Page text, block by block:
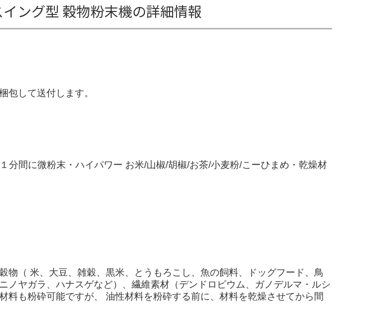
ング型 穀物粉末機の詳細情報
包して送付します。
分間に微粉末・ハイパワー お米/山椒/胡椒/お茶/小麦粉/こーひまめ・乾燥材
物（ 米、大豆、雑穀、黒米、とうもろこし、魚の飼料、ドッグフード、鳥
ヤガラ、ハナスゲなど）、繊維素材（デンドロビウム、ガノデルマ・ルシ
料も粉砕可能ですが、 油性材料を粉砕する前に、材料を乾燥させてから間